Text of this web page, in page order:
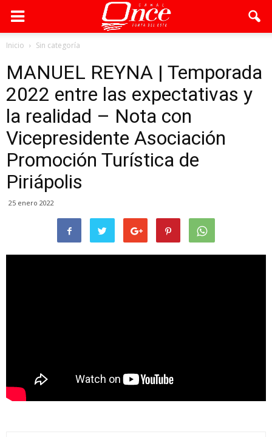
Inicio Sin categoría
MANUEL REYNA | Temporada
2022 entre las expectativas y
la realidad – Nota con
Vicepresidente Asociación
Promoción Turística de
Piriápolis
25 enero 2022